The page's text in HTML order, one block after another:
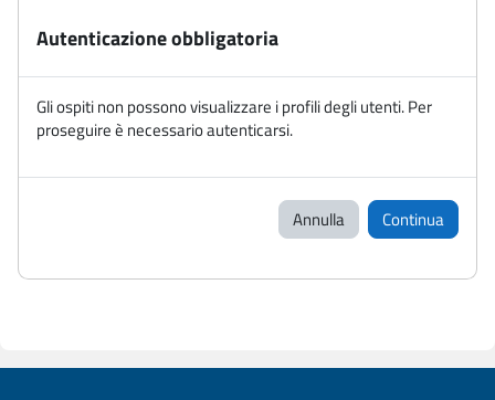
Autenticazione obbligatoria
Gli ospiti non possono visualizzare i profili degli utenti. Per
proseguire è necessario autenticarsi.
Annulla Continua